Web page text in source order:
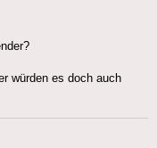
würden es doch auch